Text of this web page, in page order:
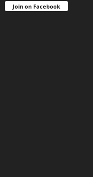
Join on Facebook